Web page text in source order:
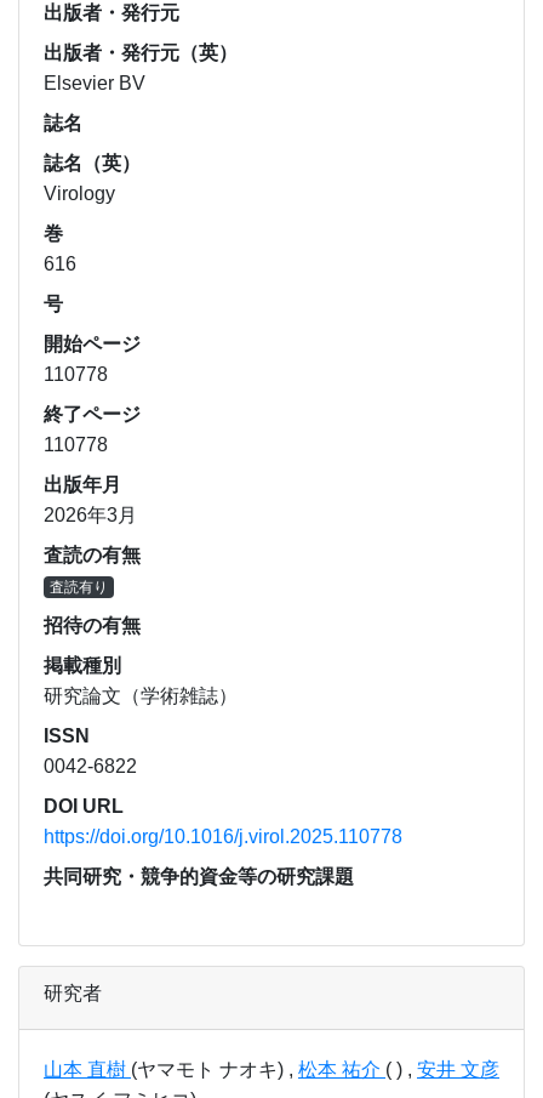
出版者・発行元
出版者・発行元（英）
Elsevier BV
誌名
誌名（英）
Virology
巻
616
号
開始ページ
110778
終了ページ
110778
出版年月
2026年3月
査読の有無
査読有り
招待の有無
掲載種別
研究論文（学術雑誌）
ISSN
0042-6822
DOI URL
https://doi.org/10.1016/j.virol.2025.110778
共同研究・競争的資金等の研究課題
研究者
山本 直樹 (ヤマモト ナオキ) , 松本 祐介 ( ) , 安井 文彦